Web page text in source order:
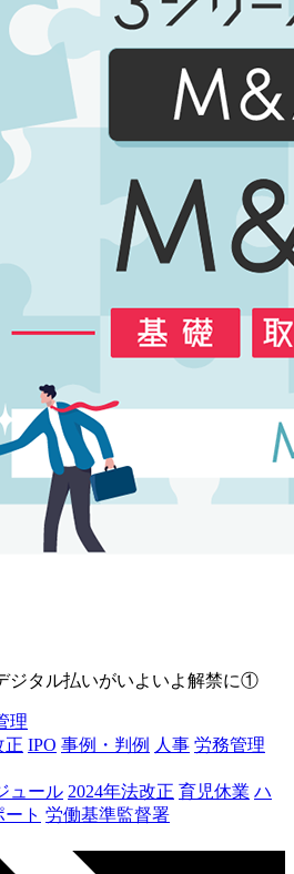
ジタル払いがいよいよ解禁に①
理
正 IPO 事例・判例 人事 労務管理
ュール 2024年法改正 育児休業 ハ
ト 労働基準監督署